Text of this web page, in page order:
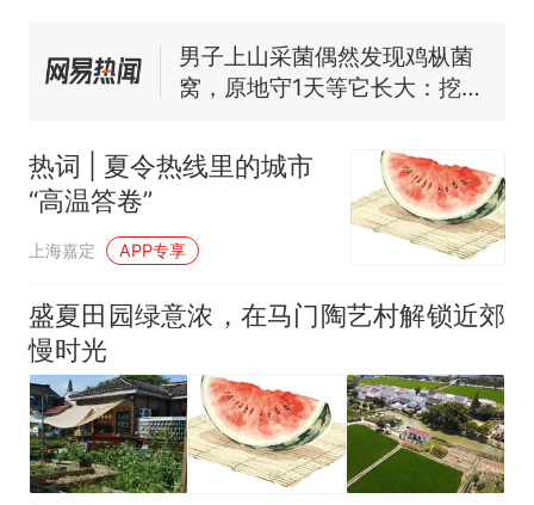
140多朵
美国渔民钓获鲨鱼徒手将其拽
回大海 目击者直呼震惊 （视频
官方通报
热
制裁瓜子饺子，美国怕什
热词 | 夏令热线里的城市
“高温答卷”
上海嘉定 APP专享
盛夏田园绿意浓，在马门陶艺村解锁近郊
慢时光